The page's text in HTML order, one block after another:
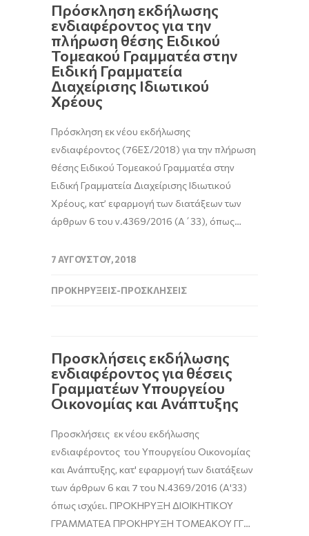
Πρόσκληση εκδήλωσης
ενδιαφέροντος για την
πλήρωση θέσης Ειδικού
Τομεακού Γραμματέα στην
Ειδική Γραμματεία
Διαχείρισης Ιδιωτικού
Χρέους
Πρόσκληση εκ νέου εκδήλωσης
ενδιαφέροντος (76ΕΣ/2018) για την πλήρωση
θέσης Ειδικού Τομεακού Γραμματέα στην
Ειδική Γραμματεία Διαχείρισης Ιδιωτικού
Χρέους, κατ’ εφαρμογή των διατάξεων των
άρθρων 6 του ν.4369/2016 (Α΄33), όπως…
7 ΑΥΓΟΎΣΤΟΥ, 2018
ΠΡΟΚΗΡΎΞΕΙΣ-ΠΡΟΣΚΛΉΣΕΙΣ
Προσκλήσεις εκδήλωσης
ενδιαφέροντος για θέσεις
Γραμματέων Υπουργείου
Οικονομίας και Ανάπτυξης
Προσκλήσεις εκ νέου εκδήλωσης
ενδιαφέροντος του Υπουργείου Οικονομίας
και Ανάπτυξης, κατ' εφαρμογή των διατάξεων
των άρθρων 6 και 7 του Ν.4369/2016 (Α'33)
όπως ισχύει. ΠΡΟΚΗΡΥΞΗ ΔΙΟΙΚΗΤΙΚΟΥ
ΓΡΑΜΜΑΤΕΑ ΠΡΟΚΗΡΥΞΗ ΤΟΜΕΑΚΟΥ ΓΓ…